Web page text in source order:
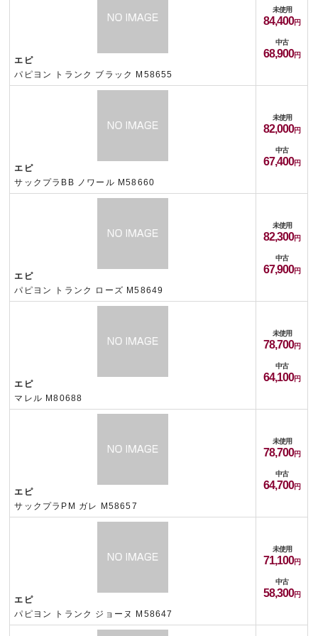
エピ
パピヨン トランク ブラック M58655
未使用
84,400
中古
68,900
エピ
サックプラBB ノワール M58660
未使用
82,000
中古
67,400
エピ
パピヨン トランク ローズ M58649
未使用
82,300
中古
67,900
エピ
マレル M80688
未使用
78,700
中古
64,100
エピ
サックプラPM ガレ M58657
未使用
78,700
中古
64,700
エピ
パピヨン トランク ジョーヌ M58647
未使用
71,100
中古
58,300